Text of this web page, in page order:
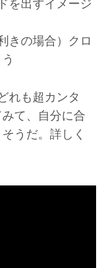
を出すイメージ
きの場合）クロ
れも超カンタ
て、自分に合
うだ。詳しく